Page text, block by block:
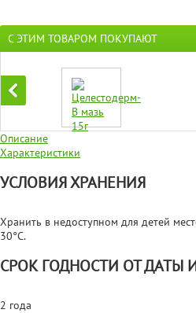
С ЭТИМ ТОВАРОМ ПОКУПАЮТ
Описание
Характеристики
УСЛОВИЯ ХРАНЕНИЯ
Хранить в недоступном для детей
30°С.
СРОК ГОДНОСТИ ОТ ДАТЫ
2 года